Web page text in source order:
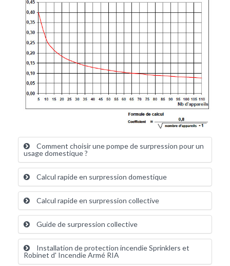
Comment choisir une pompe de surpression pour un
usage domestique ?
Calcul rapide en surpression domestique
Calcul rapide en surpression collective
Guide de surpression collective
Installation de protection incendie Sprinklers et
Robinet d' Incendie Armé RIA